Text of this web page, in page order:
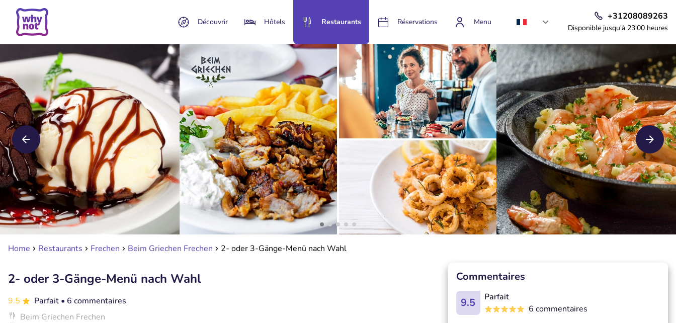
Découvrir Hôtels Restaurants Réservations Menu
+31208089263
Disponible jusqu'à 23:00 heures
Home Restaurants Frechen Beim Griechen Frechen 2- oder 3-Gänge-Menü nach Wahl
2- oder 3-Gänge-Menü nach Wahl
9.5 Parfait • 6 commentaires
Beim Griechen Frechen
Commentaires
9.5
Parfait
6 commentaires